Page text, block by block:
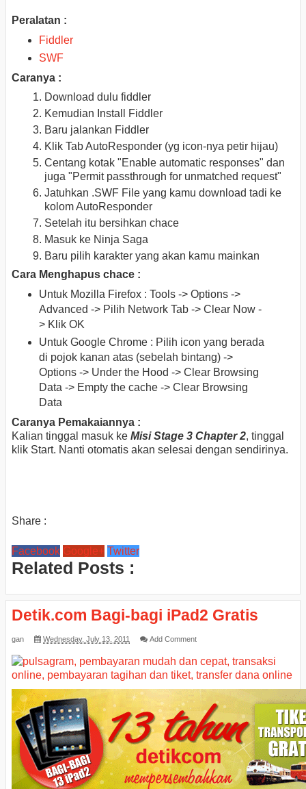
Peralatan :
Fiddler
SWF
Caranya :
Download dulu fiddler
Kemudian Install Fiddler
Baru jalankan Fiddler
Klik Tab AutoResponder (yg icon-nya petir hijau)
Centang kotak "Enable automatic responses" dan
juga "Permit passthrough for unmatched request"
Jatuhkan .SWF File yang kamu download tadi ke
kolom AutoResponder
Setelah itu bersihkan chace
Masuk ke Ninja Saga
Baru pilih karakter yang akan kamu mainkan
Cara Menghapus chace :
Untuk Mozilla Firefox : Tools -> Options ->
Advanced -> Pilih Network Tab -> Clear Now -
> Klik OK
Untuk Google Chrome : Pilih icon yang berada
di pojok kanan atas (sebelah bintang) ->
Options -> Under the Hood -> Clear Browsing
Data -> Empty the cache -> Clear Browsing
Data
Caranya Pemakaiannya :
Kalian tinggal masuk ke Misi Stage 3 Chapter 2, tinggal
klik Start. Nanti otomatis akan selesai dengan sendirinya.
Share :
Facebook Google+ Twitter
Related Posts :
Detik.com Bagi-bagi iPad2 Gratis
gan Wednesday, July 13, 2011 Add Comment